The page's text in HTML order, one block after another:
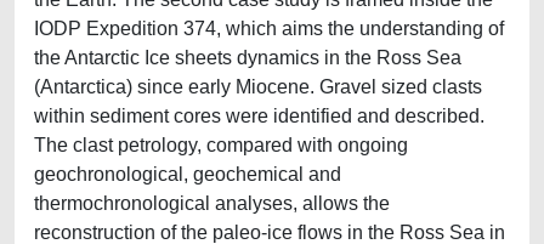
IODP Expedition 374, which aims the understanding of
the Antarctic Ice sheets dynamics in the Ross Sea
(Antarctica) since early Miocene. Gravel sized clasts
within sediment cores were identified and described.
The clast petrology, compared with ongoing
geochronological, geochemical and
thermochronological analyses, allows the
reconstruction of the paleo-ice flows in the Ross Sea in